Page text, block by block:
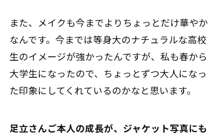
また、メイクも今までよりちょっとだけ華やか
なんです。今までは等身大のナチュラルな高校
生のイメージが強かったんですが、私も春から
大学生になったので、ちょっとずつ大人になっ
た印象にしてくれているのかなと思います。
――足立さんご本人の成長が、ジャケット写真にも